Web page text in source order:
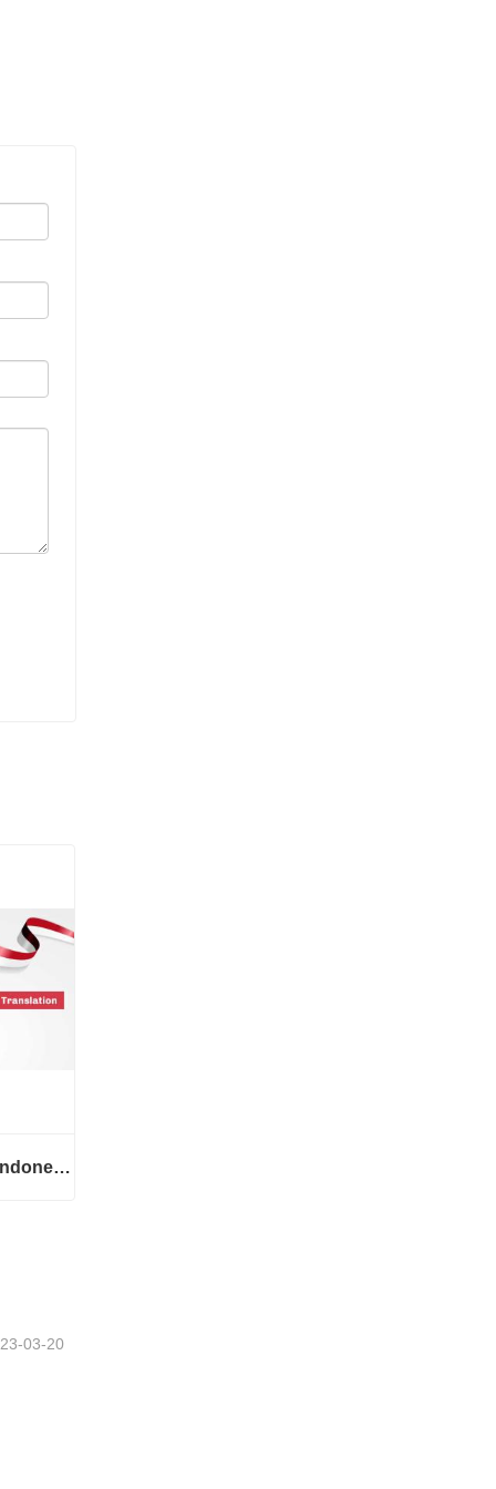
Servicios de traducción| indonesio desde o hacia chino
03-20